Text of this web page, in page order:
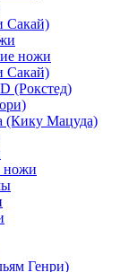
Сакай)
ножи
Сакай)
(Рокстед)
(Кику Мацуда)
ножи
Генри)